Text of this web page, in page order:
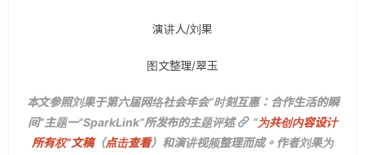
演讲人/刘果
图文整理/翠玉
本文参照刘果于第六届网络社会年会“时刻互惠：合作生活的瞬
间”主题一“SparkLink”所发布的主题评述
“为共创内容设计
所有权”文稿（点击查看）和演讲视频整理而成。作者刘果为